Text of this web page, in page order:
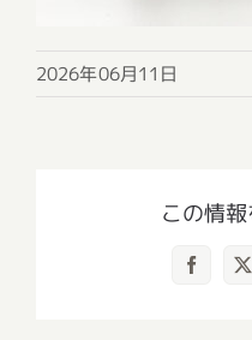
2026年06月11日
この情
X